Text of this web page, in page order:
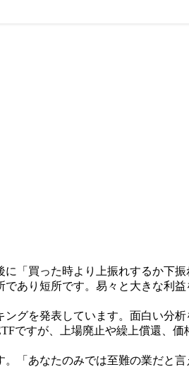
「買った時より上振れするか下
あり短所です。易々と大きな利
グを発表しています。面白い分
ですが、上場廃止や繰上償還、
「あなたのみでは至難の業だと